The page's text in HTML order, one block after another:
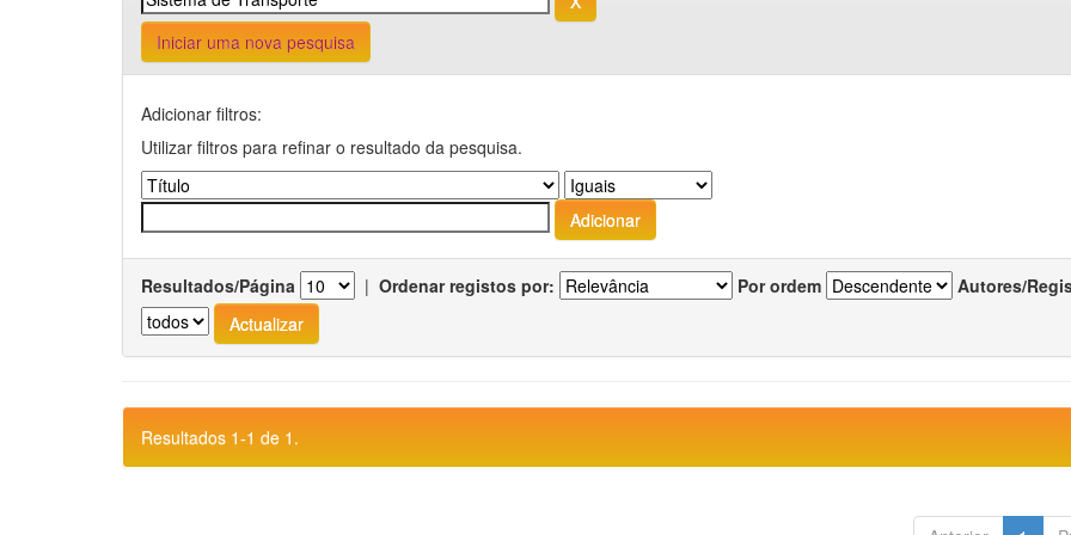
Iniciar uma nova pesquisa
Adicionar filtros:
Utilizar filtros para refinar o resultado da pesquisa.
Resultados/Página | Ordenar registos por: Por ordem Autores/
Resultados 1-1 de 1.